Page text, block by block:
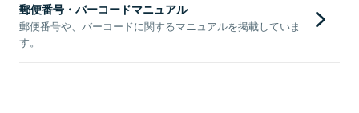
郵便番号・バーコードマニュアル
郵便番号や、バーコードに関するマニュアルを掲載していま
す。